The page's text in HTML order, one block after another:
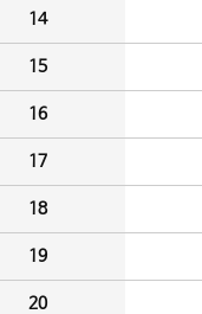
14
15
16
17
18
19
20